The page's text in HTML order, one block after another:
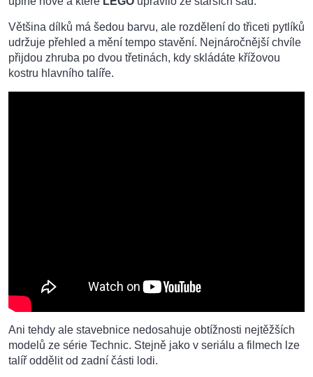
Většina dílků má šedou barvu, ale rozdělení do třiceti pytlíků
udržuje přehled a mění tempo stavění. Nejnáročnější chvíle
přijdou zhruba po dvou třetinách, kdy skládáte křížovou
kostru hlavního talíře.
Ani tehdy ale stavebnice nedosahuje obtížnosti nejtěžších
modelů ze série Technic. Stejně jako v seriálu a filmech lze
talíř oddělit od zadní části lodi.